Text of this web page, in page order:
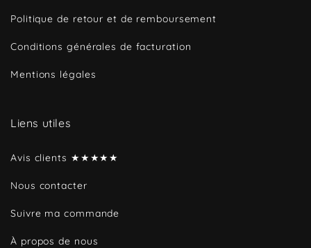
Politique de retour et de remboursement
Conditions générales de facturation
Mentions légales
Liens utiles
Avis clients ★★★★★
Nous contacter
Suivre ma commande
À propos de nous